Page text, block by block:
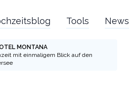
Tools News
MONTANA
mit einmaligem Blick auf den